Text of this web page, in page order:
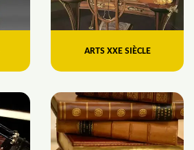
ARTS XXE SIÈCLE